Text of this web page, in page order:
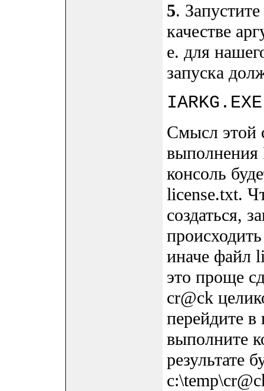
5.
качестве
е. для
запуска
Смысл этой
консоль
license.txt.
создаться,
иначе файл
это проще
cr@ck
перейдите
выполните
результате